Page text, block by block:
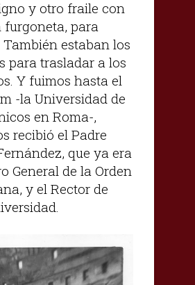
y otro fraile con
furgoneta, para
estaban los
para trasladar a los
Y fuimos hasta el
-la Universidad de
en Roma-,
recibió el Padre
que ya era
General de la Orden
y el Rector de